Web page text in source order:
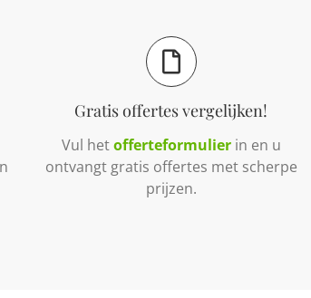
Gratis offertes vergelijken!
Vul hetofferteformulierin en u
ontvangt gratis offertes met scherpe
prijzen.